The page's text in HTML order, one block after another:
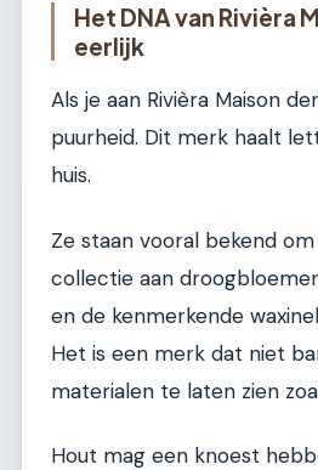
Het DNA van Rivièra
eerlijk
Als je aan Rivièra Maison
puurheid. Dit merk haalt
huis.
Ze staan vooral bekend
collectie aan
en de kenmerkende
Het is een merk dat niet
materialen te laten zien
Hout mag een knoest